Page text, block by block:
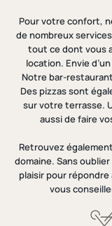
Pour votre confort,
de nombreux
tout ce dont vous
location. Envie
Notre bar-
Des pizzas sont
sur votre terrasse.
aussi de faire
Retrouvez
domaine. Sans
plaisir pour
vous